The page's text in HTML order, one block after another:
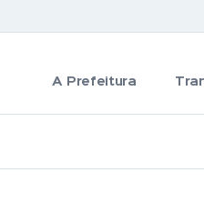
A Prefeitura